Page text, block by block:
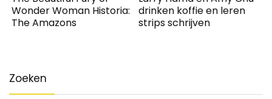
Wonder Woman Historia:
The Amazons
drinken koffie en leren
strips schrijven
Zoeken